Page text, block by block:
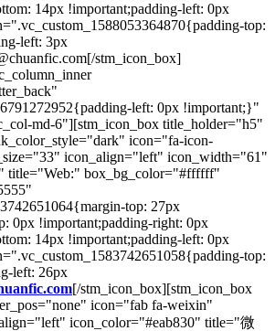
14px !important;padding-left: 0px
top:
left: 3px
stm_icon_box]
left: 0px !important;}"
md-6"][stm_icon_box title_holder="h5"
icon="fa-icon-
icon_align="left" icon_width="61"
title="Web:" box_bg_color="#ffffff"
top: 27px
0px !important;padding-right: 0px
14px !important;padding-left: 0px
top:
left: 26px
[/stm_icon_box][stm_icon_box
icon="fab fa-weixin"
icon_color="#eab830" title="微